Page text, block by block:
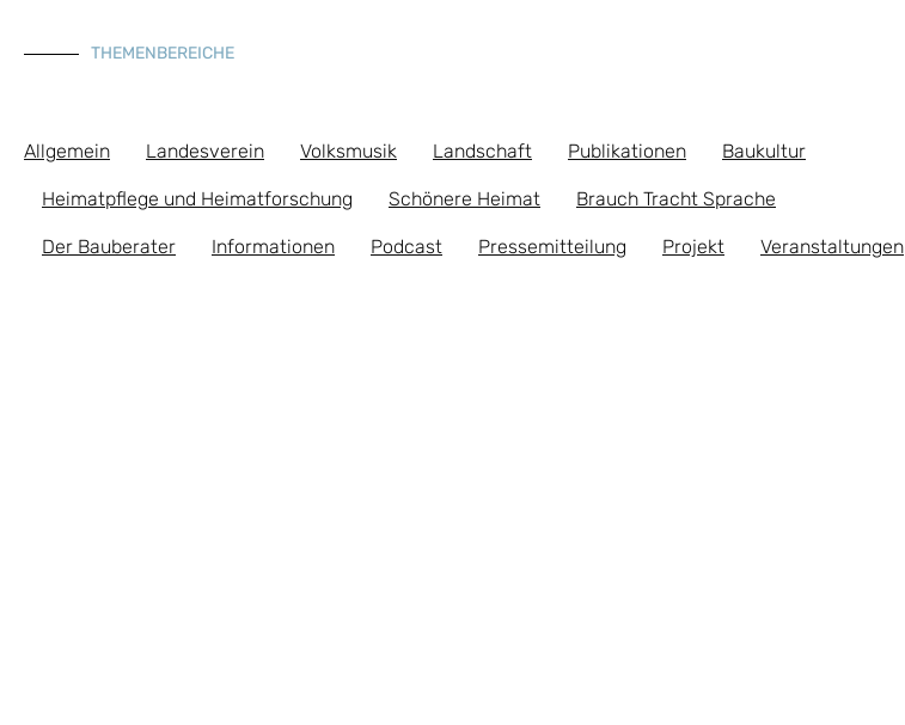
THEMENBEREICHE
Allgemein Landesverein Volksmusik Landschaft Publikationen Baukultur
Heimatpflege und Heimatforschung Schönere Heimat Brauch Tracht Sprache
Der Bauberater Informationen Podcast Pressemitteilung Projekt Veranstaltungen